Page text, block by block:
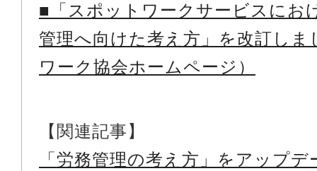
■「スポットワークサービスにお
管理へ向けた考え方」を改訂しま
ワーク協会ホームページ）
【関連記事】
「労務管理の考え方」をアップ